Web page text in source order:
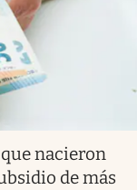
nacieron
de más